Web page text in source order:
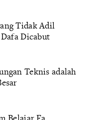
Tidak Adil
Dicabut
Teknis adalah
Belajar Fa